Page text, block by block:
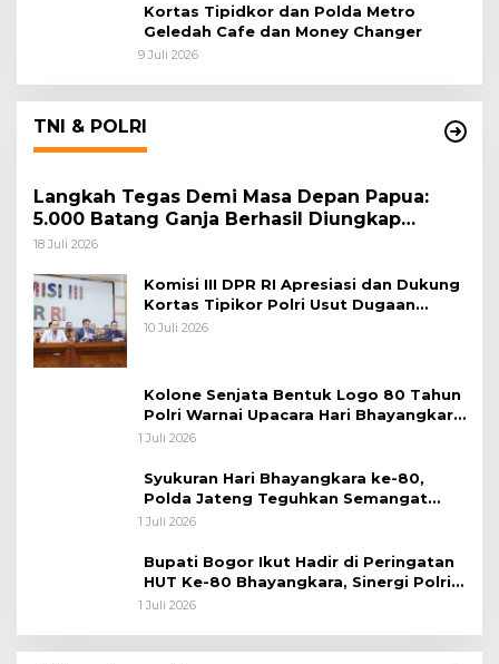
Kortas Tipidkor dan Polda Metro
Geledah Cafe dan Money Changer
9 Juli 2026
TNI & POLRI
Langkah Tegas Demi Masa Depan Papua:
5.000 Batang Ganja Berhasil Diungkap
Koops TNI Habema
18 Juli 2026
Komisi III DPR RI Apresiasi dan Dukung
Kortas Tipikor Polri Usut Dugaan
Korupsi Batu Bara
10 Juli 2026
Kolone Senjata Bentuk Logo 80 Tahun
Polri Warnai Upacara Hari Bhayangkara
ke-80
1 Juli 2026
Syukuran Hari Bhayangkara ke-80,
Polda Jateng Teguhkan Semangat
Pengabdian dan Pererat Kebersamaan
1 Juli 2026
Bupati Bogor Ikut Hadir di Peringatan
HUT Ke-80 Bhayangkara, Sinergi Polri
dan Pemkab Bogor Jadi Kunci Menjaga
1 Juli 2026